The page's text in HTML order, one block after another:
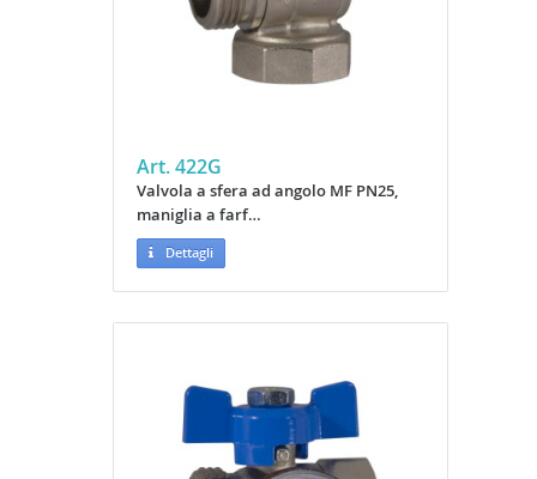
Art. 422G
Valvola a sfera ad angolo MF PN25,
maniglia a farf…
Dettagli